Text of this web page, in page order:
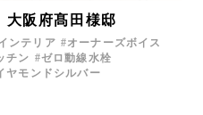
阪府髙田様邸
ンテリア
オーナーズボイス
チン
ゼロ動線水栓
ヤモンドシルバー